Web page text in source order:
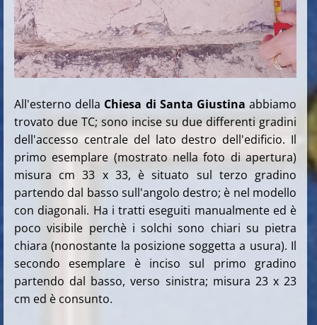
All'esterno della Chiesa di Santa Giustina abbiamo
trovato due TC; sono incise su due differenti gradini
dell'accesso centrale del lato destro dell'edificio. Il
primo esemplare (mostrato nella foto di apertura)
misura cm 33 x 33, è situato sul terzo gradino
partendo dal basso sull'angolo destro; è nel modello
con diagonali. Ha i tratti eseguiti manualmente ed è
poco visibile perchè i solchi sono chiari su pietra
chiara (nonostante la posizione soggetta a usura). Il
secondo esemplare è inciso sul primo gradino
partendo dal basso, verso sinistra; misura 23 x 23
cm ed è consunto.